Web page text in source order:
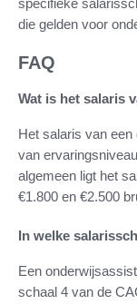
specifieke
die gelden voor
FAQ
Wat is het salaris
Het salaris van
van
algemeen ligt het
€1.800 en €2.500
In welke
Een
schaal 4 van de